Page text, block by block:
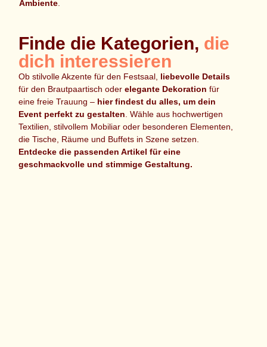
Ambiente.
Finde die Kategorien, die
dich interessieren
Ob stilvolle Akzente für den Festsaal, liebevolle Details
für den Brautpaartisch oderelegante Dekoration für
eine freie Trauung – hier findest du alles, um dein
Event perfekt zu gestalten . Wähle aus hochwertigen
Textilien, stilvollem Mobiliar oder besonderen Elementen,
die Tische, Räume und Buffets in Szene setzen.
Entdecke die passenden Artikel für eine
geschmackvolle und stimmige Gestaltung.